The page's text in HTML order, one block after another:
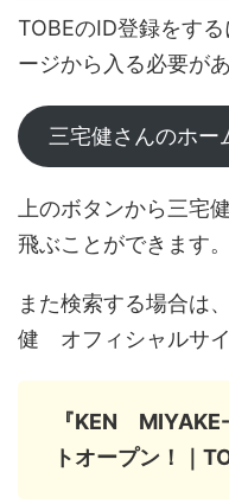
TOBEのID登録をす
ージから入る必要があ
三宅健さんのホー
上のボタンから三宅
飛ぶことができます。
また検索する場合は
健 オフィシャルサイ
『KEN
トオープン！｜